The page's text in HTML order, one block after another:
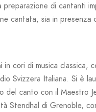
di cantanti
cantata, sia in presenza
cori di musica classica,
Svizzera Italiana. Si è
canto con il Maestro
Stendhal di Grenoble,